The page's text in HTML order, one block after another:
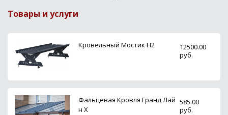
Товары и услуги
Кровельный Мостик H2
12500.00
руб.
Фальцевая Кровля Гранд Лай
н X
585.00
руб.